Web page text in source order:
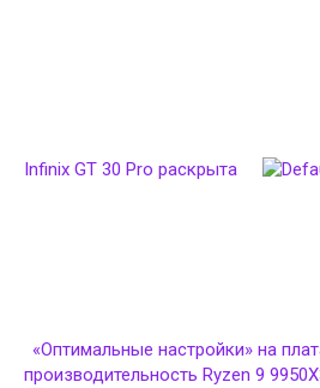
Infinix GT 30 Pro раскрыта
«Оптимальные настройки» на
производительность Ryzen 9